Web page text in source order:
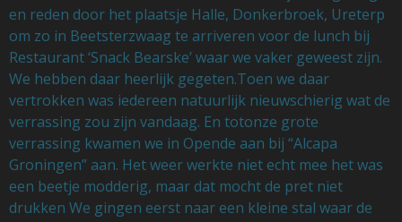
en reden door het plaatsje Halle, Donkerbroek, Ureterp
om zo in Beetsterzwaag te arriveren voor de lunch bij
Restaurant ‘Snack Bearske’ waar we vaker geweest zijn.
We hebben daar heerlijk gegeten.Toen we daar
vertrokken was iedereen natuurlijk nieuwschierig wat de
verrassing zou zijn vandaag. En totonze grote
verrassing kwamen we in Opende aan bij “Alcapa
Groningen” aan. Het weer werkte niet echt mee het was
een beetje modderig, maar dat mocht de pret niet
drukken We gingen eerst naar een kleine stal waar de